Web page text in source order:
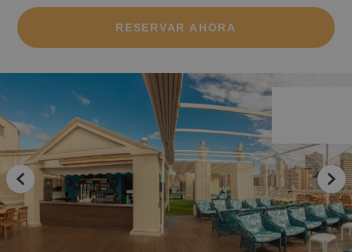
RESERVAR AHORA